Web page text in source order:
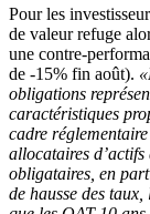
Pour les
de valeur refuge
une contre-
de -15% fin août).
obligations
caractéristiques
cadre
allocataires
obligataires, en
de hausse des